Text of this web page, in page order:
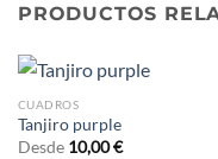
PRODUCTOS
CUADROS
Tanjiro purple
Desde 10,00€